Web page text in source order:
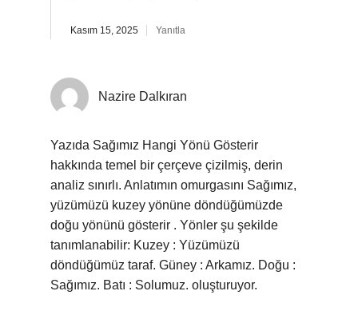
Kasım 15, 2025 Yanıtla
Nazire Dalkıran
Yazıda Sağımız Hangi Yönü Gösterir
hakkında temel bir çerçeve çizilmiş, derin
analiz sınırlı. Anlatımın omurgasını Sağımız,
yüzümüzü kuzey yönüne döndüğümüzde
doğu yönünü gösterir . Yönler şu şekilde
tanımlanabilir: Kuzey : Yüzümüzü
döndüğümüz taraf. Güney : Arkamız. Doğu :
Sağımız. Batı : Solumuz. oluşturuyor.